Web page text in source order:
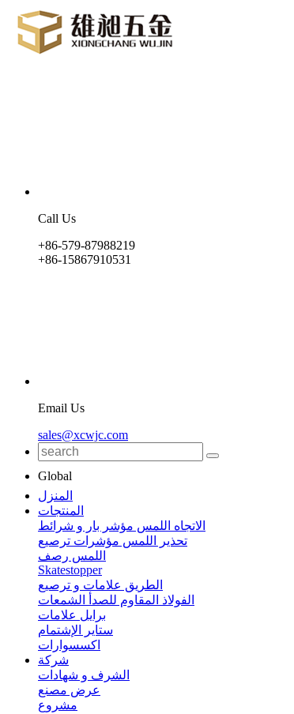
Call Us
+86-579-87988219
+86-15867910531
Email Us
sales@xcwjc.com
Global
المنزل
المنتجات
الاتجاه اللمس مؤشر بار و شرائط
تحذير اللمس مؤشرات ترصيع
اللمس رصف
Skatestopper
الطريق علامات و ترصيع
الفولاذ المقاوم للصدأ الشمعات
برايل علامات
ستاير الإشتمام
اكسسوارات
شركة
الشرف و شهادات
عرض مصنع
مشروع